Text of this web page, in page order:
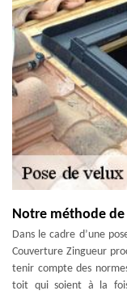
Notre méthode
Dans le cadre d’une
Couverture Zingueur
tenir compte des
toit qui soient à la